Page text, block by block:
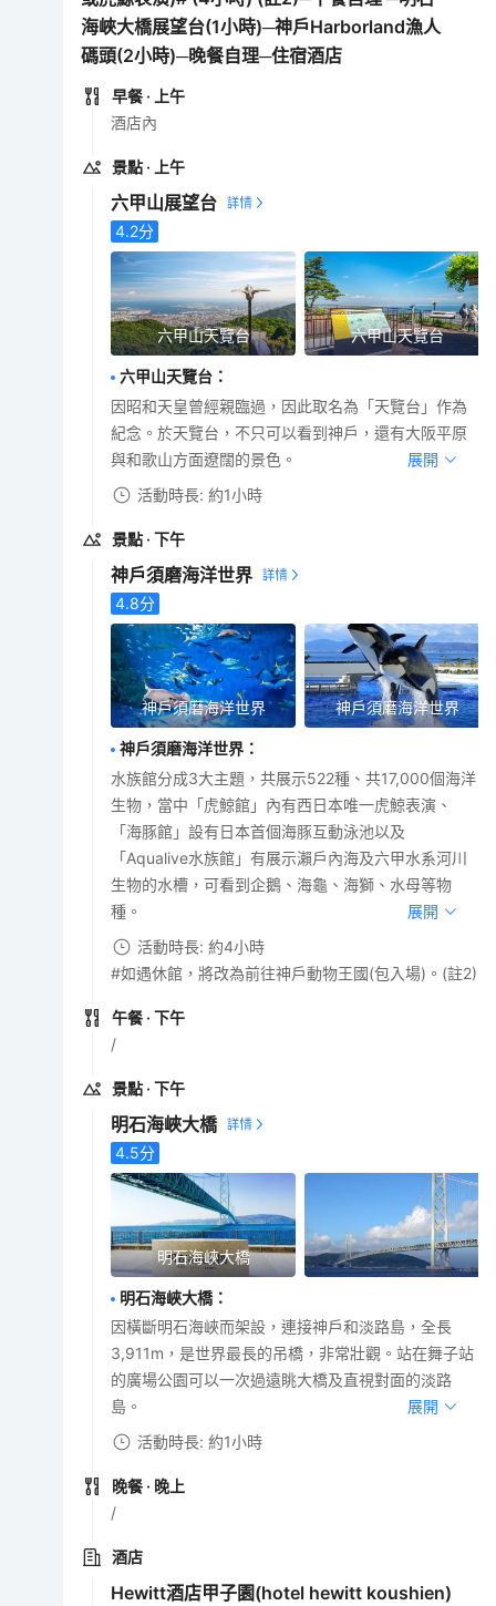
海峽大橋展望台(1小時)─神戶Harborland漁人
碼頭(2小時)─晚餐自理─住宿酒店
早餐 · 上午
酒店內
景點 · 上午
六甲山展望台
4.2分
六甲山天覽台 六甲山天覽台
六甲山天覽台 ：
因昭和天皇曾經親臨過，因此取名為「天覽台」作為
紀念。於天覽台，不只可以看到神戶，還有大阪平原
與和歌山方面遼闊的景色。
展開
活動時長: 約1小時
景點 · 下午
神戶須磨海洋世界
4.8分
神戶須磨海洋世界 神戶須磨海洋世界
神戶須磨海洋世界 ：
水族館分成3大主題，共展示522種、共17,000個海洋
生物，當中「虎鯨館」內有西日本唯一虎鯨表演、
「海豚館」設有日本首個海豚互動泳池以及
「Aqualive水族館」有展示瀨戶內海及六甲水系河川
生物的水槽，可看到企鵝、海龜、海獅、水母等物
種。
展開
活動時長: 約4小時
#如遇休館，將改為前往神戶動物王國(包入場)。(註2)
午餐 · 下午
/
景點 · 下午
明石海峽大橋
4.5分
明石海峽大橋
明石海峽大橋：
因橫斷明石海峽而架設，連接神戶和淡路島，全長
3,911m，是世界最長的吊橋，非常壯觀。站在舞子站
的廣場公園可以一次過遠眺大橋及直視對面的淡路
島。
展開
活動時長: 約1小時
晚餐 · 晚上
/
酒店
Hewitt酒店甲子園(hotel hewitt koushien)